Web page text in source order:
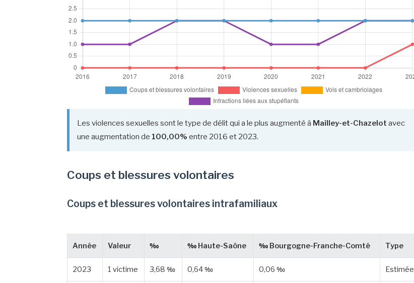
Les violences sexuelles sont le type de délit qui a le plus augmenté à Mailley-et-Chazelot avec
une augmentation de 100,00% entre 2016 et 2023.
Coups et blessures volontaires
Coups et blessures volontaires intrafamiliaux
Année Valeur ‰ ‰ Haute-Saône ‰ Bourgogne-Franche-Comté Type
2023 1 victime 3,68 ‰ 0,64 ‰ 0,06 ‰ Estimée